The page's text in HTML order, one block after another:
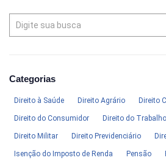
Categorias
Direito à Saúde Direito Agrário Direito
Direito do Consumidor Direito do Trabalho
Direito Militar Direito Previdenciário
Isenção do Imposto de Renda Pensão